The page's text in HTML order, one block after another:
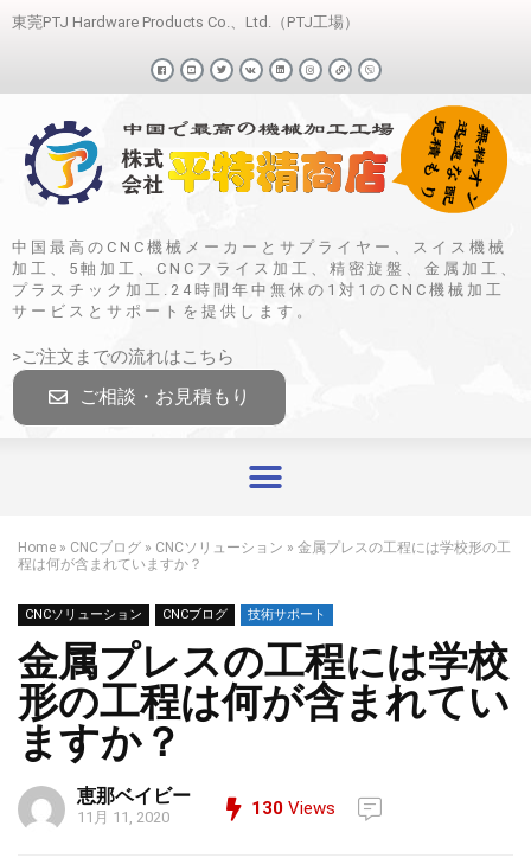
東莞PTJ Hardware Products Co.、Ltd.（PTJ工場）
中国最高のCNC機械メーカーとサプライヤー、スイス機械
加工、5軸加工、CNCフライス加工、精密旋盤、金属加工、
プラスチック加工.24時間年中無休の1対1のCNC機械加工
サービスとサポートを提供します。
>ご注文までの流れはこちら
ご相談・お見積もり
Home » CNCブログ » CNCソリューション » 金属プレスの工程には学校形の工
程は何が含まれていますか？
CNCソリューション CNCブログ 技術サポート
金属プレスの工程には学校
形の工程は何が含まれてい
ますか？
恵那ベイビー
11月 11, 2020 130 Views